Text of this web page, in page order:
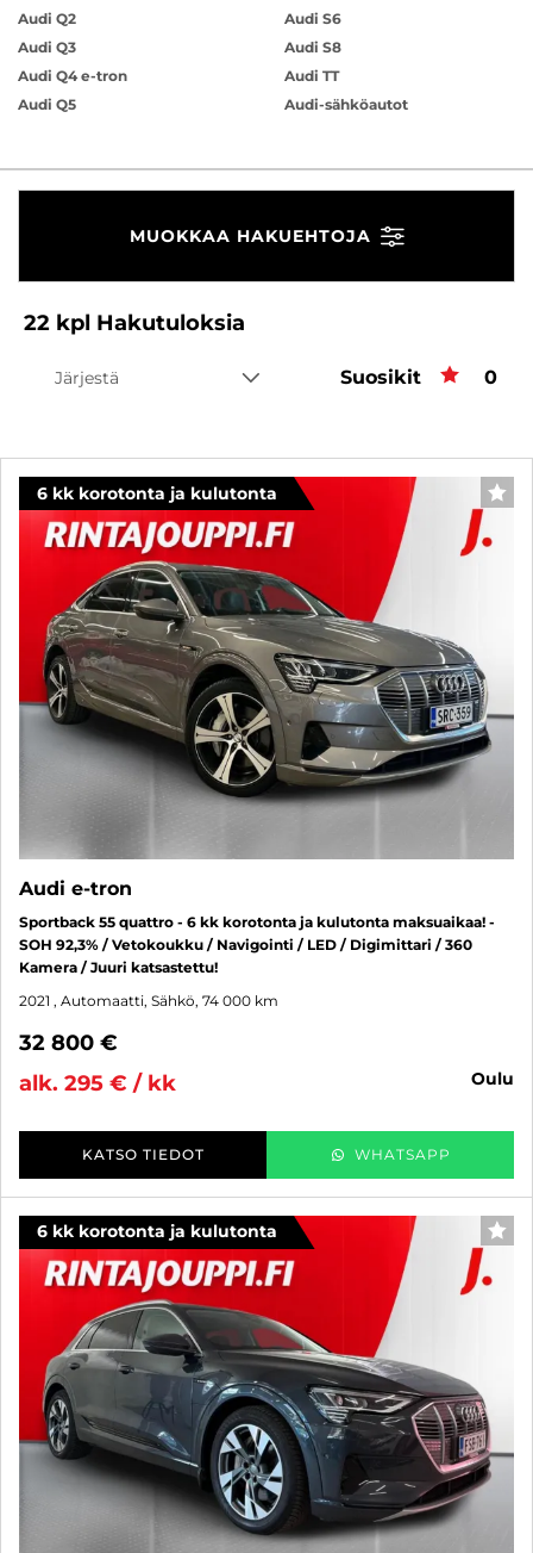
Audi Q2
Audi Q3
Audi Q4 e-tron
Audi Q5
Audi S6
Audi S8
Audi TT
Audi-sähköautot
MUOKKAA HAKUEHTOJA
22 kpl Hakutuloksia
Järjestä Suosikit 0
6 kk korotonta ja kulutonta
Audi e-tron
Sportback 55 quattro - 6 kk korotonta ja kulutonta maksuaikaa! -
SOH 92,3% / Vetokoukku / Navigointi / LED / Digimittari / 360
Kamera / Juuri katsastettu!
2021 , Automaatti, Sähkö, 74 000 km
32 800 €
alk. 295 € / kk
oulu
KATSO TIEDOT WHATSAPP
6 kk korotonta ja kulutonta